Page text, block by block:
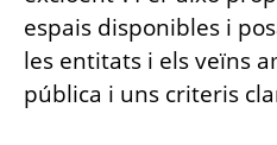
espais disponibles i
les entitats i els veïns
pública i uns criteris